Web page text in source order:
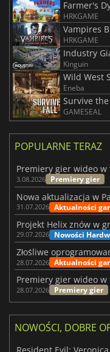
Farmer's
HRKGAME
Vampires
HRKGAME
Industry
Kinguin
Wild West
Eneba
Survive the
GAMESEAL
POPULARNE TERAZ
3.08.2026 Premiery gier
31.07.2026 Aktualności
29.07.2026 Nowości
28.07.2026 Aktualności
28.07.2026 Premiery gier
NOWOŚCI, DOBRE